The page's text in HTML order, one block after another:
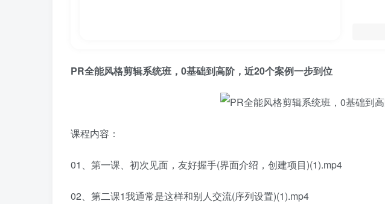
PR全能风格剪辑系统班，0基础到高阶，近20个案例一步到位
课程内容：
01、第一课、初次见面，友好握手(界面介绍，创建项目)(1).mp4
02、第二课1我通常是这样和别人交流(序列设置)(1).mp4